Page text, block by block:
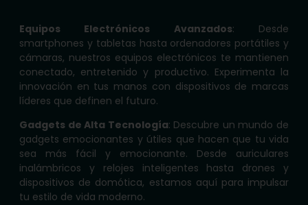
Equipos Electrónicos Avanzados: Desde
smartphones y tabletas hasta ordenadores portátiles y
cámaras, nuestros equipos electrónicos te mantienen
conectado, entretenido y productivo. Experimenta la
innovación en tus manos con dispositivos de marcas
líderes que definen el futuro.
Gadgets de Alta Tecnología: Descubre un mundo de
gadgets emocionantes y útiles que hacen que tu vida
sea más fácil y emocionante. Desde auriculares
inalámbricos y relojes inteligentes hasta drones y
dispositivos de domótica, estamos aquí para impulsar
tu estilo de vida moderno.